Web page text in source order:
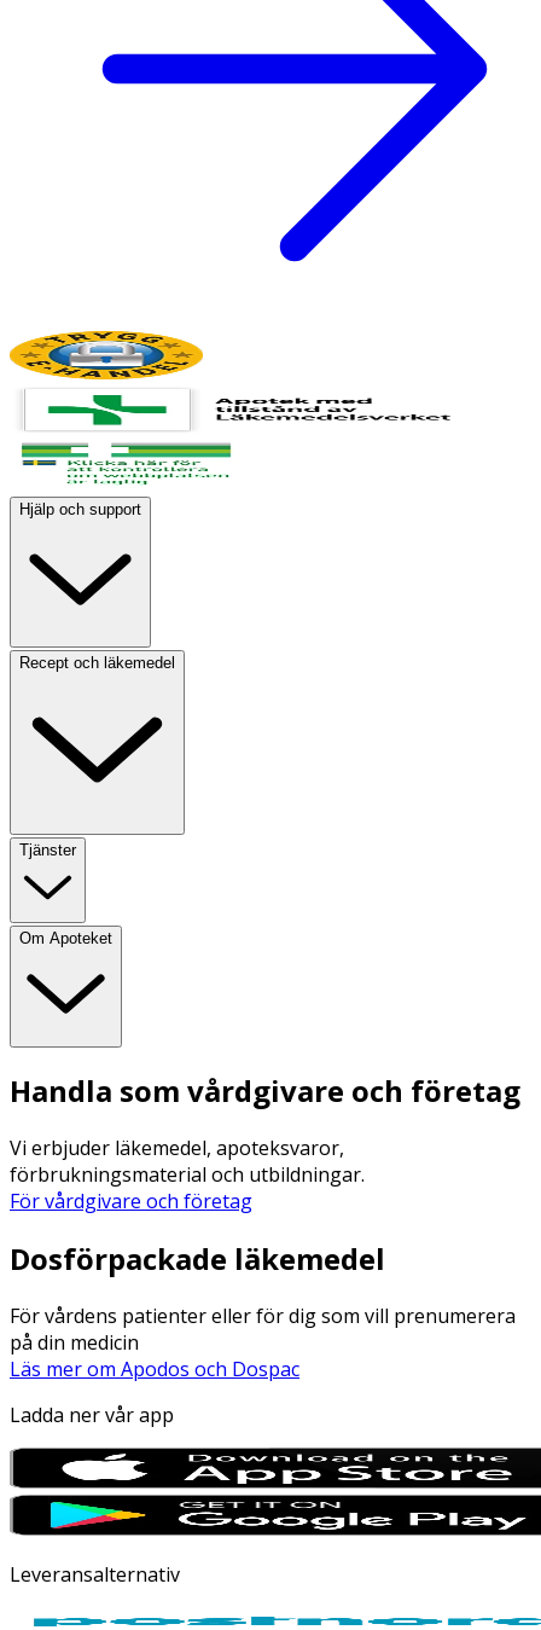
Hjälp och support
Recept och läkemedel
Tjänster
Om Apoteket
Handla som vårdgivare och företag
Vi erbjuder läkemedel, apoteksvaror,
förbrukningsmaterial och utbildningar.
För vårdgivare och företag
Dosförpackade läkemedel
För vårdens patienter eller för dig som vill prenumerera
på din medicin
Läs mer om Apodos och Dospac
Ladda ner vår app
Leveransalternativ